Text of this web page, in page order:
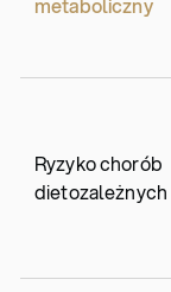
Ryzyko chorób
dietozależnych